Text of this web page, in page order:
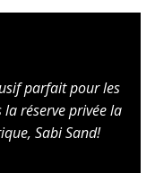
parfait pour les
réserve privée la
Sabi Sand!